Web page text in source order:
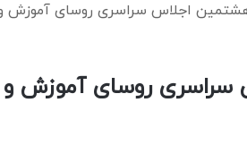
اجلاس سراسری روسای آموزش و
روسای آموزش و